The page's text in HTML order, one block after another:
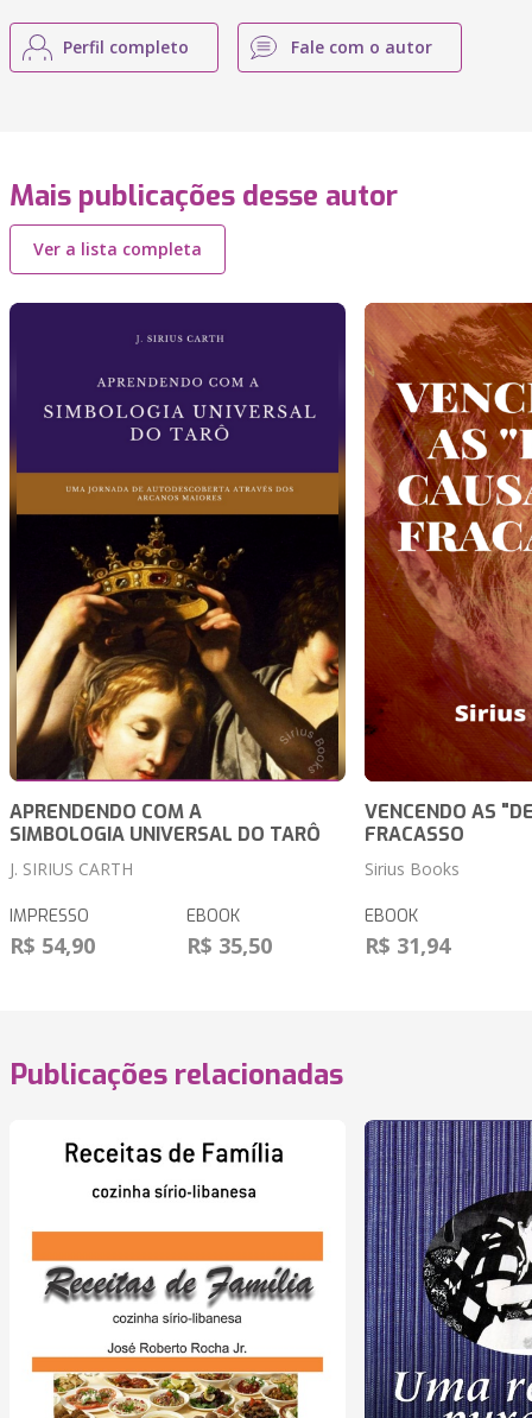
Perfil completo Fale com o autor
Mais publicações desse autor
Ver a lista completa
APRENDENDO COM A
SIMBOLOGIA UNIVERSAL DO TARÔ
J. SIRIUS CARTH
IMPRESSO
R$ 54,90
EBOOK
R$ 35,50
VENCENDO AS
FRACASSO
Sirius Books
EBOOK
R$ 31,94
Publicações relacionadas